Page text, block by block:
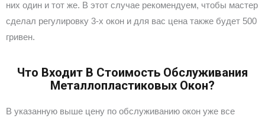
них один и тот же. В этот случае рекомендуем, чтобы мастер
сделал регулировку 3-х окон и для вас цена также будет 500
гривен.
Что Входит В Стоимость Обслуживания
Металлопластиковых Окон?
В указанную выше цену по обслуживанию окон уже все